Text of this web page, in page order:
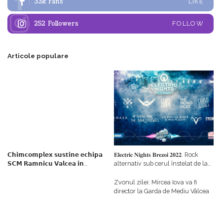
252 Followers FOLLOW
Articole populare
𝗖𝗵𝗶𝗺𝗰𝗼𝗺𝗽𝗹𝗲𝘅 𝘀𝘂𝘀𝘁𝗶𝗻𝗲 𝗲𝗰𝗵𝗶𝗽𝗮
𝗦𝗖𝗠 𝗥𝗮𝗺𝗻𝗶𝗰𝘂 𝗩𝗮𝗹𝗰𝗲𝗮 𝗶𝗻
𝐄𝐥𝐞𝐜𝐭𝐫𝐢𝐜 𝐍𝐢𝐠𝐡𝐭𝐬 𝐁𝐫𝐞𝐳𝐨𝐢 𝟐𝟎𝟐𝟐. Rock
alternativ sub cerul înstelat de la
Zvonul zilei: Mircea Iova va fi
director la Garda de Mediu Vâlcea